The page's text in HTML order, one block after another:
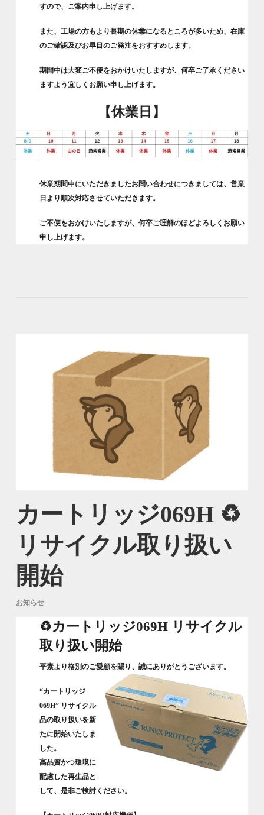
すので、ご案内申し上げます。
また、工場の方もより長期の休業になるところが多いため、在庫
のご確認及びお早目のご発注をおすすめします。
期間中は大変ご不便をおかけいたしますが、何卒ご了承ください
ますよう宜しくお願い申し上げます。
【休業日】
休業期間中にいただきましたお問い合わせにつきましては、営業
日より順次対応させていただきます。
ご不便をおかけいたしますが、何卒ご理解のほどよろしくお願い
申し上げます。
カートリッジ069H ♻
リサイクル取り扱い
開始
お知らせ
♻カートリッジ069H リサイクル
取り扱い開始
平素より格別のご愛顧を賜り、誠にありがとうございます。
“カートリッジ
069H” リサイクル
品の取り扱いを新
たに開始いたしま
した。
高品質かつ環境に
配慮した再生品と
して、是非ご検討ください。